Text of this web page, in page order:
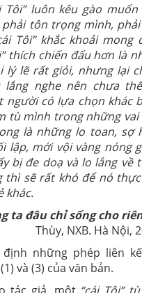
Tôi” luôn kêu gào
tôn trọng mình,
Tôi” khắc khoải
thích chiến đấu hơn là
lý lẽ rất giỏi, nhưng lại
lắng nghe nên chưa
người có lựa chọn khác
tù mình trong những
là những lo toan, sợ
lập, mới vội vàng nóng
bị đe doạ và lo lắng về
thì sẽ rất khó để nó
khác.
ta đâu chỉ sống cho
Thùy, NXB. Hà Nội,
định những phép liên
và (3) của văn bản.